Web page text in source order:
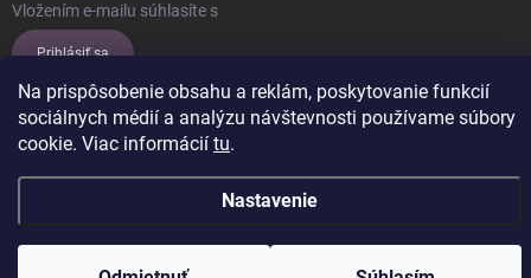
Na prispôsobenie obsahu a reklám, poskytovanie funkcií
sociálnych médií a analýzu návštevnosti používame súbory
cookie. Viac informácií tu.
Nastavenie
Vložením e-mailu súhlasíte s
Prihlásiť sa